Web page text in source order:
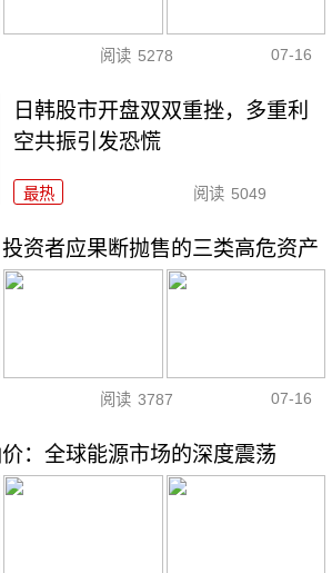
阅读 5278 07-16
日韩股市开盘双双重挫，多重利
空共振引发恐慌
最热 阅读 5049
资者应果断抛售的三类高危资产
阅读 3787 07-16
：全球能源市场的深度震荡